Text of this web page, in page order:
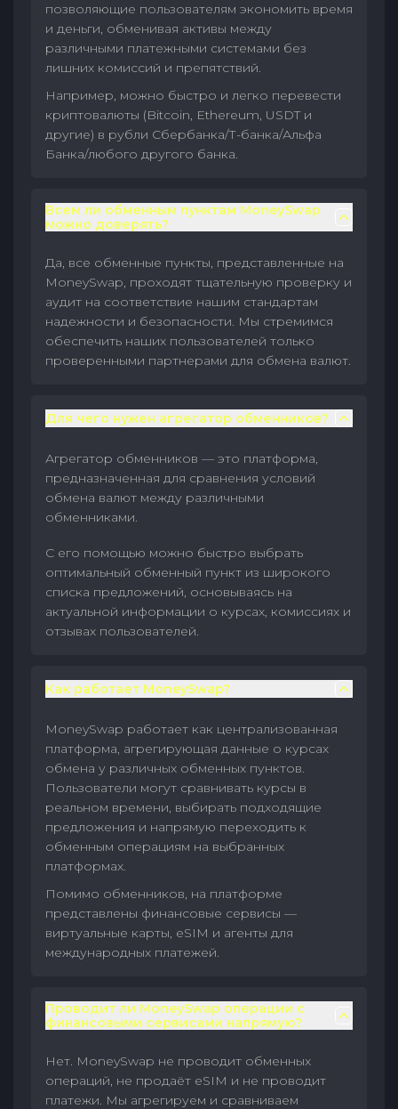
позволяющие пользователям экономить время
и деньги, обменивая активы между
различными платежными системами без
лишних комиссий и препятствий.
Например, можно быстро и легко перевести
криптовалюты (Bitcoin, Ethereum, USDT и
другие) в рубли Сбербанка/Т-банка/Альфа
Банка/любого другого банка.
Всем ли обменным пунктам MoneySwap
можно доверять?
Да, все обменные пункты, представленные на
MoneySwap, проходят тщательную проверку и
аудит на соответствие нашим стандартам
надежности и безопасности. Мы стремимся
обеспечить наших пользователей только
проверенными партнерами для обмена валют.
Для чего нужен агрегатор обменников?
Агрегатор обменников — это платформа,
предназначенная для сравнения условий
обмена валют между различными
обменниками.
С его помощью можно быстро выбрать
оптимальный обменный пункт из широкого
списка предложений, основываясь на
актуальной информации о курсах, комиссиях и
отзывах пользователей.
Как работает MoneySwap?
MoneySwap работает как централизованная
платформа, агрегирующая данные о курсах
обмена у различных обменных пунктов.
Пользователи могут сравнивать курсы в
реальном времени, выбирать подходящие
предложения и напрямую переходить к
обменным операциям на выбранных
платформах.
Помимо обменников, на платформе
представлены финансовые сервисы —
виртуальные карты, eSIM и агенты для
международных платежей.
Проводит ли MoneySwap операции с
финансовыми сервисами напрямую?
Нет. MoneySwap не проводит обменных
операций, не продаёт eSIM и не проводит
платежи. Мы агрегируем и сравниваем